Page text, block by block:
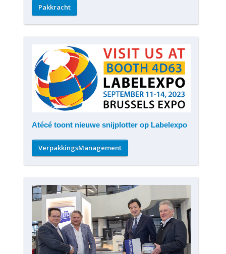
Pakkracht
Atécé toont nieuwe snijplotter op Labelexpo
VerpakkingsManagement